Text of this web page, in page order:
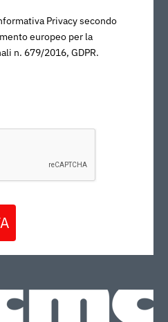
Privacy secondo
europeo per la
n. 679/2016, GDPR.